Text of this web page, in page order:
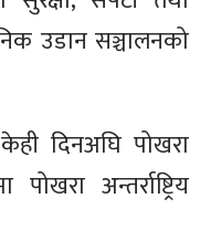
उडान सञ्चालनको
दिनअघि पोखरा
अन्तर्राष्ट्रिय